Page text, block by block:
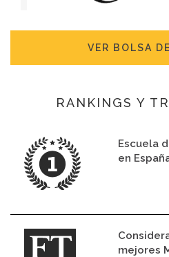
VER BOLSA
RANKINGS Y
Escuela
en
mejores